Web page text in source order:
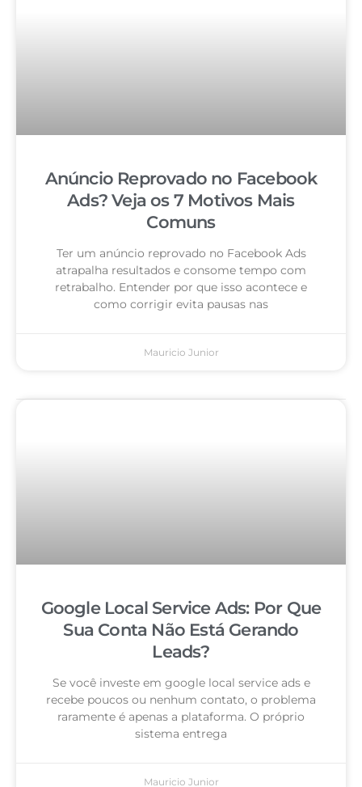
Anúncio Reprovado no Facebook
Ads? Veja os 7 Motivos Mais
Comuns
Ter um anúncio reprovado no Facebook Ads
atrapalha resultados e consome tempo com
retrabalho. Entender por que isso acontece e
como corrigir evita pausas nas
Mauricio Junior
Google Local Service Ads: Por Que
Sua Conta Não Está Gerando
Leads?
Se você investe em google local service ads e
recebe poucos ou nenhum contato, o problema
raramente é apenas a plataforma. O próprio
sistema entrega
Mauricio Junior